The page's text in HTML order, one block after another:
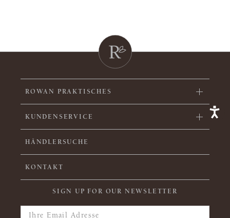
ROWAN PRAKTISCHES
KUNDENSERVICE
HÄNDLERSUCHE
KONTAKT
SIGN UP FOR OUR NEWSLETTER